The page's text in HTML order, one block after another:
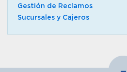
Gestión de Reclamos
Sucursales y Cajeros